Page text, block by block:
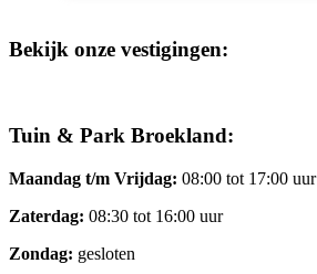
Bekijk onze vestigingen:
Tuin & Park Broekland:
Maandag t/m Vrijdag: 08:00 tot 17:00 uur
Zaterdag: 08:30 tot 16:00 uur
Zondag: gesloten